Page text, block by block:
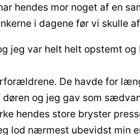
hendes mor noget af en
i dagene før vi skulle
jeg var helt helt opstemt og
De havde for
og jeg gav som
hendes store bryster
lod nærmest ubevidst min